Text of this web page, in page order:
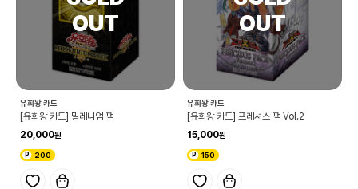
유희왕 카드
[유희왕 카드] 밀레니엄 팩
20,000
200
유희왕 카드
[유희왕 카드] 프레셔스 팩 Vol.2
15,000
150